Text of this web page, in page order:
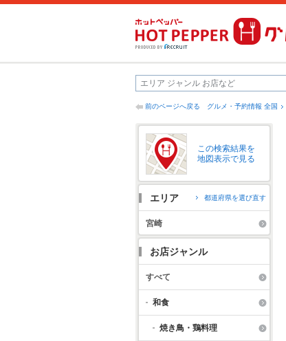
前のページへ戻る グルメ・予約情報 全国
この検索結果を
地図表示で見る
エリア 都道府県を選び直す
宮崎
お店ジャンル
すべて
和食
焼き鳥・鶏料理